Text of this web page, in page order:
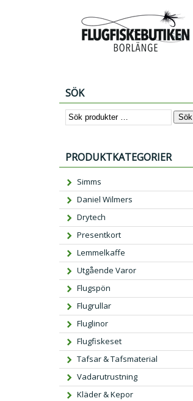
Start
SÖK
Sök
PRODUKTKATEGORIER
Simms
Daniel Wilmers
Drytech
Presentkort
Lemmelkaffe
Utgående Varor
Flugspön
Flugrullar
Fluglinor
Flugfiskeset
Tafsar & Tafsmaterial
Vadarutrustning
Kläder & Kepor